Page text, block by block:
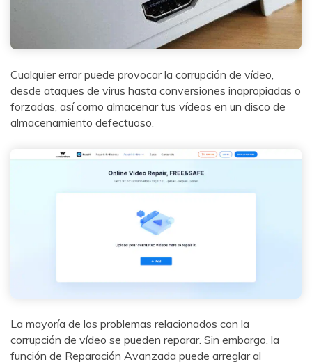
Cualquier error puede provocar la corrupción de vídeo,
desde ataques de virus hasta conversiones inapropiadas o
forzadas, así como almacenar tus vídeos en un disco de
almacenamiento defectuoso.
La mayoría de los problemas relacionados con la
corrupción de vídeo se pueden reparar. Sin embargo, la
función de Reparación Avanzada puede arreglar al